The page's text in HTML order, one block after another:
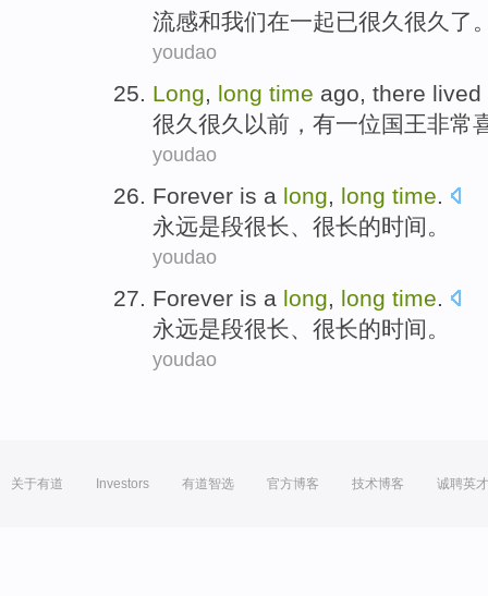
流感和我们在一起已很久很久 了
youdao
Long, long time ago, there lived
很久很久 以前 ， 有一位 国王非常
youdao
Forever is a long, long time.
永远是段很长、很长的时间。
youdao
Forever is a long, long time.
永远是段很长、很长的时间。
youdao
关于有道 Investors 有道智选 官方博客 技术博客 诚聘英才